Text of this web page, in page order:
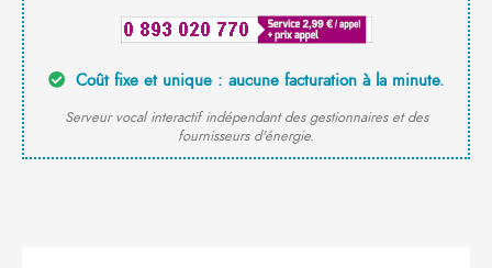
Coût fixe et unique : aucune facturation à la minute.
Serveur vocal interactif indépendant des gestionnaires et des
fournisseurs d'énergie.